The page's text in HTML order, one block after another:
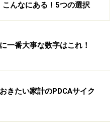
こんなにある！5つの選択
一番大事な数字はこれ！
きたい家計のPDCAサイク